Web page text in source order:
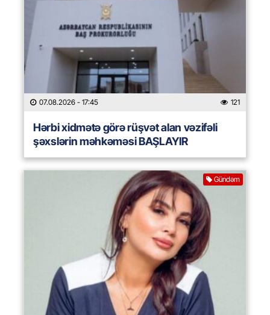
07.08.2026 - 17:45 121
Hərbi xidmətə görə rüşvət alan vəzifəli
şəxslərin məhkəməsi BAŞLAYIR
Gündəm